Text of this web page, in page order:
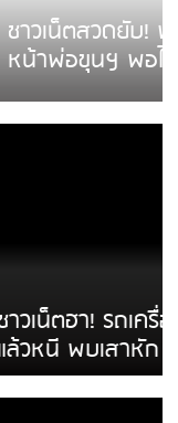
พวงมาลัย
ายร้านโลงศพ
ด้ใช้บริการ